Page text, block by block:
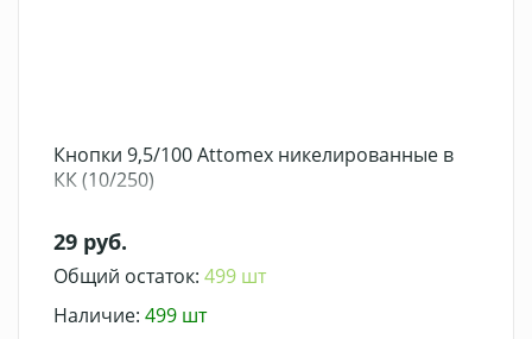
Кнопки 9,5/100 Attomex никелированные в
КК (10/250)
29 руб.
Общий остаток: 499 шт
Наличие: 499 шт